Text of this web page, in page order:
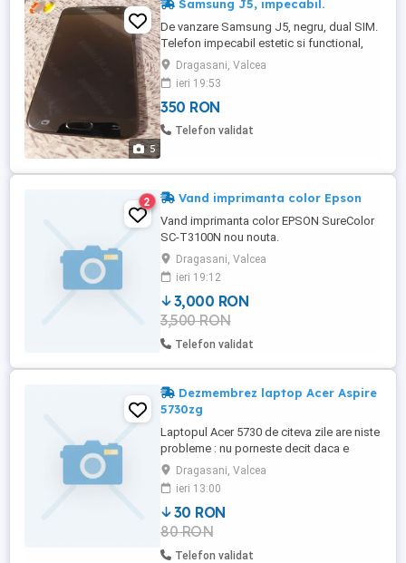
5
Samsung J5, impecabil.
De vanzare Samsung J5, negru, dual SIM.
Telefon impecabil estetic si functional,
carcasa metalica. Accesorii : cablu date,
incarcator Samsung, husa NILKIN, toate
accesoriile sunt noi.
Dragasani, Valcea
ieri 19:53
350 RON
Telefon validat
2 Vand imprimanta color Epson
Vand imprimanta color EPSON SureColor
SC-T3100N nou nouta.
Dragasani, Valcea
ieri 19:12
3,000 RON
3,500 RON
Telefon validat
Dezmembrez laptop Acer Aspire
5730zg
Laptopul Acer 5730 de citeva zile are niste
probleme : nu porneste decit daca e
miscat sau nu mai afiseaza pe display si
iar trebuie sa-l misc ,nu-mi permit sa-l mai
repar, bateria este perfect functionala -
displayul este fara probleme, sursa,
memorii, hdd se ofera separat - este
pastrat in bune conditii ...
Dragasani, Valcea
ieri 13:00
30 RON
80 RON
Telefon validat